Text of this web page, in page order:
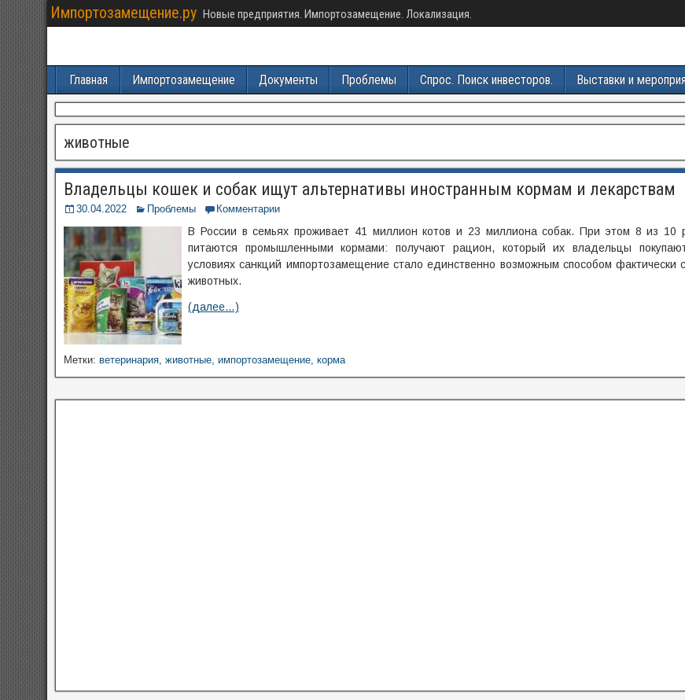
Импортозамещение.ру Новые предприятия. Импортозамещение. Локализация.
Главная Импортозамещение Документы Проблемы Спрос. Поиск инвесторов. Выставки и
животные
Владельцы кошек и собак ищут альтернативы иностранным кормам и лекарствам
30.04.2022 Проблемы Комментарии
В России в семьях проживает 41 миллион котов и 23 миллиона собак. При этом 8 из 10
питаются промышленными кормами: получают рацион, который их владельцы
условиях санкций импортозамещение стало единственно возможным способом фактически
животных.
(далее…)
Метки: ветеринария, животные, импортозамещение, корма